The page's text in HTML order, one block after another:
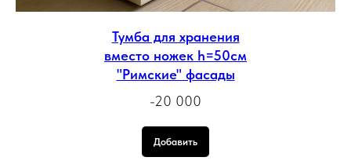
Тумба для хранения
вместо ножек h=50см
"Римские" фасады
-20 000
Добавить